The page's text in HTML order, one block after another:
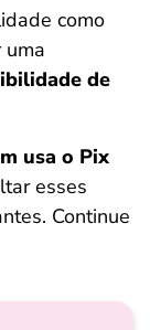
como
de
usa o Pix
esses
Continue